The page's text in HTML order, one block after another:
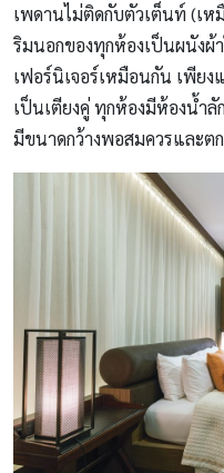
เพดานไม่ติดกับตัวเต็นท์ (เห
ริมนอกของทุกห้องเป็นผนังผ้
เฟอร์นิเจอร์เหมือนกัน เพีย
เป็นเตียงคู่ ทุกห้องมีห้องน้ำ
มีขนาดกว้างพอสมควรและต